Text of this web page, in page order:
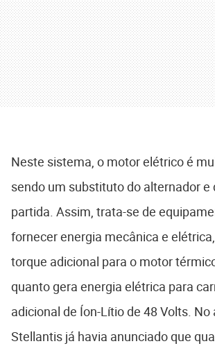
Neste sistema, o motor elétrico é
sendo um substituto do alternador e
partida. Assim, trata-se de
fornecer energia mecânica e
torque adicional para o motor
quanto gera energia elétrica para
adicional de Íon-Lítio de 48 Volts. No
Stellantis já havia anunciado que